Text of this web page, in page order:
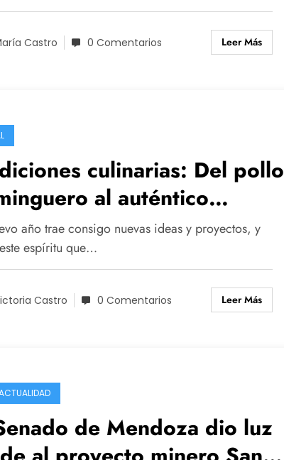
Castro 0 Comentarios Leer Más
culinarias: Del pollo
al auténtico
francés
año trae consigo nuevas ideas y proyectos, y
espíritu que…
Castro 0 Comentarios Leer Más
de Mendoza dio luz